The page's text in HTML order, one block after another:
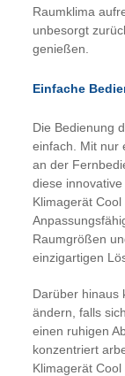
Raumklima
unbesorgt
genießen.
Einfache
Die Bedienung
einfach. Mit nur
an der
diese
Klimagerät
Raumgrößen
einzigartigen
Darüber hinaus
ändern, falls
einen ruhigen
konzentriert
Klimagerät